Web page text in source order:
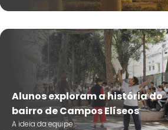
Alunos exploram a história do
bairro de Campos Elíseos
A ideia da equipe...